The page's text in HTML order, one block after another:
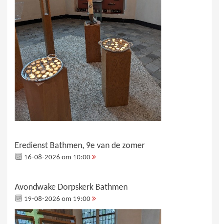
Eredienst Bathmen, 9e van de zomer
16-08-2026 om 10:00
Avondwake Dorpskerk Bathmen
19-08-2026 om 19:00